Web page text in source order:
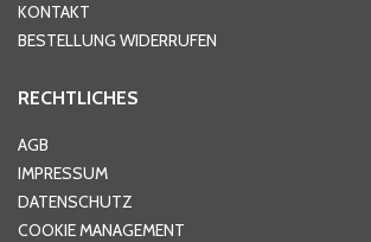
Ort*
Telefon
KONTAKT
BESTELLUNG WIDERRUFEN
RECHTLICHES
AGB
IMPRESSUM
DATENSCHUTZ
COOKIE MANAGEMENT